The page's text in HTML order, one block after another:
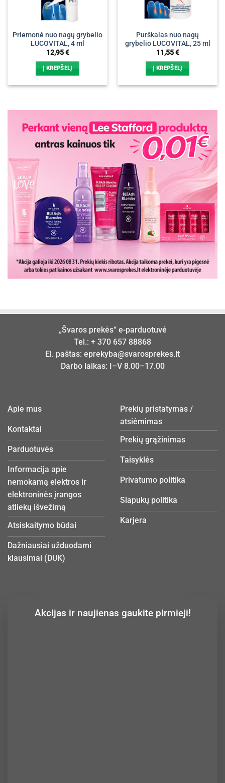
Priemonė nuo nagų grybelio
LUCOVITAL, 4 ml
12,95€
Į KREPŠELĮ
Purškalas nuo nagų
grybelio LUCOVITAL, 25 ml
11,55€
Į KREPŠELĮ
„Švaros prekės“ e-parduotuvė
Tel.: + 370 657 88868
El. paštas: eprekyba@svarosprekes.lt
Darbo laikas: I–V 8.00–17.00
Apie mus
Kontaktai
Parduotuvės
Informacija apie
nemokamą elektros ir
elektroninės įrangos
atliekų išvežimą
Atsiskaitymo būdai
Dažniausiai užduodami
klausimai (DUK)
Prekių pristatymas /
atsiėmimas
Prekių grąžinimas
Taisyklės
Privatumo politika
Slapukų politika
Karjera
Akcijas ir naujienas gaukite pirmieji!